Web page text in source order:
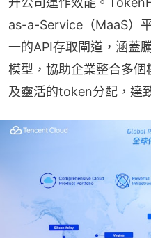
as-a-Service（MaaS）
一的API存取閘道，涵蓋
模型，協助企業整合多
及靈活的token分配，達